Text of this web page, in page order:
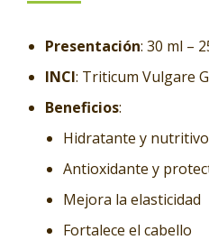
Presentación: 30 ml –
INCI: Triticum Vulgare
Beneficios:
Hidratante y nutritivo
Antioxidante y
Mejora la elasticidad
Fortalece el cabello